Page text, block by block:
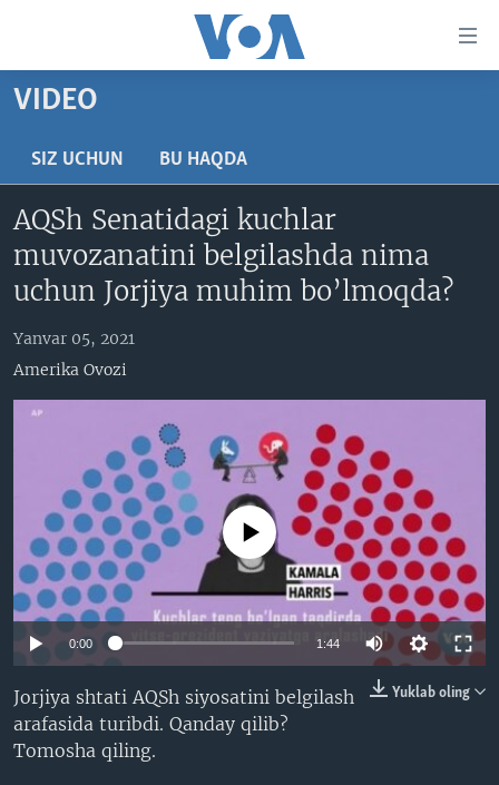
boring
Boshiga
Qidiruvga
AMERIKA
XALQARO
VATANDOSHLAR
XALQARO HAYOT
VASHINGTON CHOYXONASI
MOBIL-SALOM!
VIDEO
XABARLAR SURATLARDA
FACEBOOK
INSTAGRAM
ODNOKLASSNIKI
TELEGRAM
TWITTER
SOUNDCLOUD
INGLIZ TILI DARSLARI
Learning English
VOA
VIDEO
SIZ UCHUN BU HAQDA
AQSh Senatidagi kuchlar
muvozanatini belgilashda nima
uchun Jorjiya muhim bo’lmoqda?
Yanvar 05, 2021
Amerika Ovozi
No media source currently available
0:00 1:44
Yuklab oling
Jorjiya shtati AQSh siyosatini belgilash
arafasida turibdi. Qanday qilib?
Tomosha qiling.